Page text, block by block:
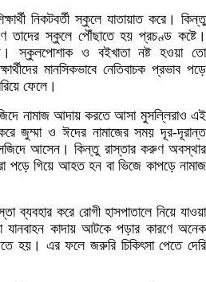
নিকটবর্তী স্কুলে যাতায়াত করে। কিন্তু
তাদের স্কুলে পৌঁছাতে হয় প্রচণ্ড কষ্টে।
স্কুলপোশাক ও বইখাতা নষ্ট হওয়া তো
মানসিকভাবে নেতিবাচক প্রভাব পড়ে
ফেলে।
নামাজ আদায় করতে আসা মুসল্লিরাও এই
জুম্মা ও ঈদের নামাজের সময় দূর-দূরান্ত
আসেন। কিন্তু রাস্তার করুণ অবস্থার
পড়ে গিয়ে আহত হন বা ভিজে কাপড়ে নামাজ
ব্যবহার করে রোগী হাসপাতালে নিয়ে যাওয়া
যানবাহন কাদায় আটকে পড়ার কারণে অনেক
হয়। এর ফলে জরুরি চিকিৎসা পেতে দেরি